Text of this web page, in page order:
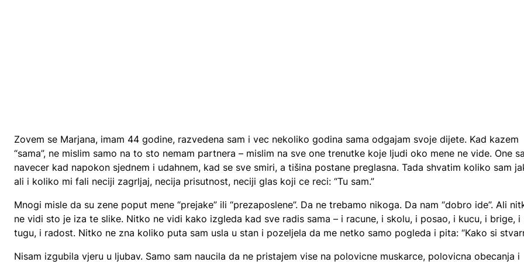
Zovem se Marjana, imam 44 godine, razvedena sam i vec nekoliko godina sama odgajam svoje dijete. Kad kazem
“sama”, ne mislim samo na to sto nemam partnera – mislim na sve one trenutke koje ljudi oko mene ne vide. One
navecer kad napokon sjednem i udahnem, kad se sve smiri, a tišina postane preglasna. Tada shvatim koliko sam
ali i koliko mi fali neciji zagrljaj, necija prisutnost, neciji glas koji ce reci: “Tu sam.”
Mnogi misle da su zene poput mene “prejake” ili “prezaposlene”. Da ne trebamo nikoga. Da nam “dobro ide”. Ali
ne vidi sto je iza te slike. Nitko ne vidi kako izgleda kad sve radis sama – i racune, i skolu, i posao, i kucu, i brige, i
tugu, i radost. Nitko ne zna koliko puta sam usla u stan i pozeljela da me netko samo pogleda i pita: “Kako si
Nisam izgubila vjeru u ljubav. Samo sam naucila da ne pristajem vise na polovicne muskarce, polovicna obecanja i